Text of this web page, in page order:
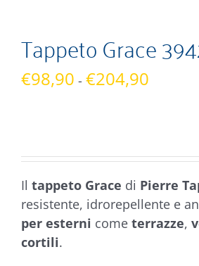
Tappeto Grace
€98,90 - €204,90
€204,90
Il tappeto Grace di Pierre
resistente, idrorepellente e
per esterni come terrazze,
cortili.